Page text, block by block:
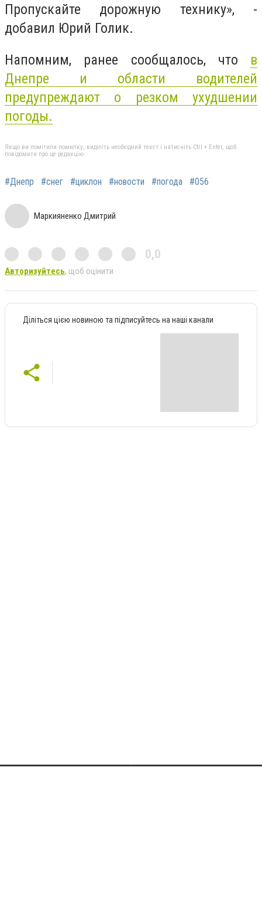
Пропускайте дорожную технику», -
добавил Юрий Голик.
Напомним, ранее сообщалось, что в
Днепре и области водителей
предупреждают о резком ухудшении
погоды.
Якщо ви помітили помилку, виділіть необхідний текст і натисніть Ctrl + Enter, щоб
повідомити про це редакцію
#Днепр #снег #циклон #новости #погода #056
Маркияненко Дмитрий
0,0
Авторизуйтесь, щоб оцінити
Діліться цією новиною та підписуйтесь на наші канали